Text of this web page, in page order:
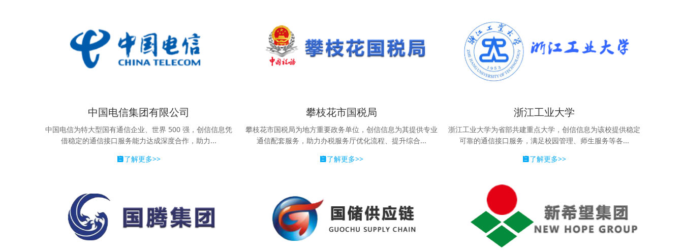
中国电信集团有限公司
中国电信为特大型国有通信企业、世界 500 强，创信信息凭
借稳定的通信接口服务能力达成深度合作，助力...
了解更多>>
攀枝花市国税局
攀枝花市国税局为地方重要政务单位，创信信息为其提供专业
通信配套服务，助力办税服务厅优化流程、提升综合...
了解更多>>
浙江工业大学
浙江工业大学为省部共建重点大学，创信信息为该校提供稳定
可靠的通信接口服务，满足校园管理、师生服务等各...
了解更多>>